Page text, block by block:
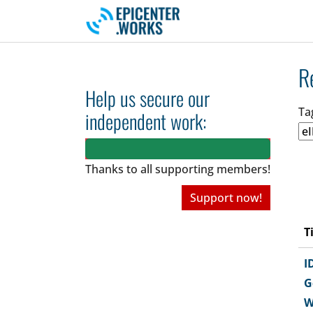
Skip to main navigation
Skip to main content
Skip to page footer
Help us secure our
independent work:
Thanks to all supporting members!
Support now!